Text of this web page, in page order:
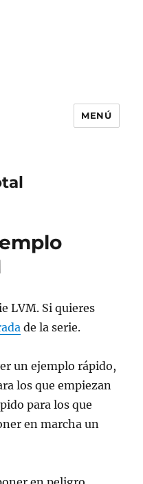
MENÚ
LVM. Si quieres
de la serie.
un ejemplo rápido,
los que empiezan
para los que
en marcha un